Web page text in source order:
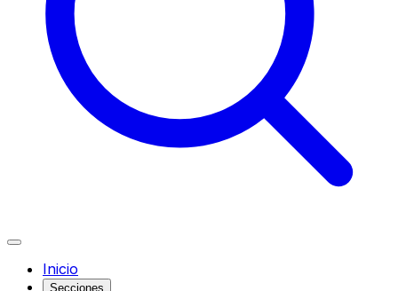
Inicio
Secciones